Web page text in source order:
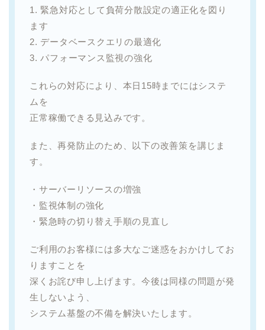
1. 緊急対応として負荷分散設定の適正化を図り
ます
2. データベースクエリの最適化
3. パフォーマンス監視の強化
これらの対応により、本日15時までにはシステ
ムを
正常稼働できる見込みです。
また、再発防止のため、以下の改善策を講じま
す。
・サーバーリソースの増強
・監視体制の強化
・緊急時の切り替え手順の見直し
ご利用のお客様には多大なご迷惑をおかけしてお
りますことを
深くお詫び申し上げます。今後は同様の問題が発
生しないよう、
システム基盤の不備を解決いたします。